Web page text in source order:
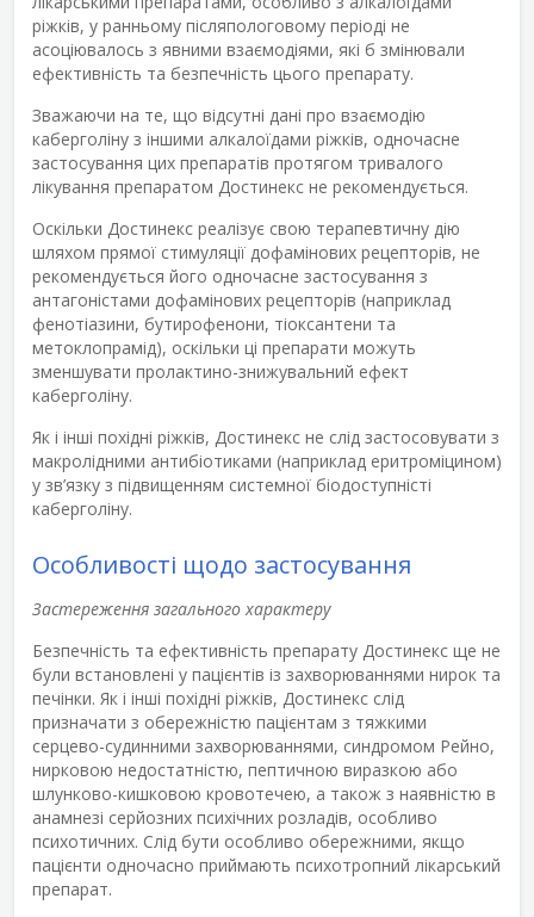
ріжків, у ранньому післяпологовому періоді не
асоціювалось з явними взаємодіями, які б змінювали
ефективність та безпечність цього препарату.
Зважаючи на те, що відсутні дані про взаємодію
каберголіну з іншими алкалоїдами ріжків, одночасне
застосування цих препаратів протягом тривалого
лікування препаратом Достинекс не рекомендується.
Оскільки Достинекс реалізує свою терапевтичну дію
шляхом прямої стимуляції дофамінових рецепторів, не
рекомендується його одночасне застосування з
антагоністами дофамінових рецепторів (наприклад
фенотіазини, бутирофенони, тіоксантени та
метоклопрамід), оскільки ці препарати можуть
зменшувати пролактино-знижувальний ефект
каберголіну.
Як і інші похідні ріжків, Достинекс не слід застосовувати з
макролідними антибіотиками (наприклад еритроміцином)
у зв’язку з підвищенням системної біодоступністі
каберголіну.
Особливості щодо застосування
Застереження загального характеру
Безпечність та ефективність препарату Достинекс ще не
були встановлені у пацієнтів із захворюваннями нирок та
печінки. Як і інші похідні ріжків, Достинекс слід
призначати з обережністю пацієнтам з тяжкими
серцево-судинними захворюваннями, синдромом Рейно,
нирковою недостатністю, пептичною виразкою або
шлунково-кишковою кровотечею, а також з наявністю в
анамнезі серйозних психічних розладів, особливо
психотичних. Слід бути особливо обережними, якщо
пацієнти одночасно приймають психотропний лікарський
препарат.